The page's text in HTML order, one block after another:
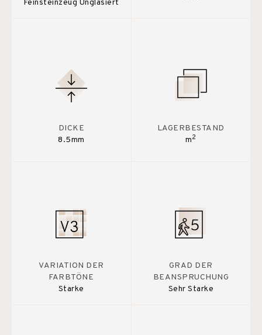
Feinsteinzeug Unglasiert
DICKE
8.5mm
LAGERBESTAND
m2
VARIATION DER
FARBTÖNE
Starke
GRAD DER
BEANSPRUCHUNG
Sehr Starke